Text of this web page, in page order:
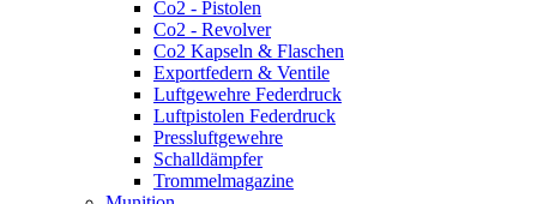
Co2 - Pistolen
Co2 - Revolver
Co2 Kapseln & Flaschen
Exportfedern & Ventile
Luftgewehre Federdruck
Luftpistolen Federdruck
Pressluftgewehre
Schalldämpfer
Trommelmagazine